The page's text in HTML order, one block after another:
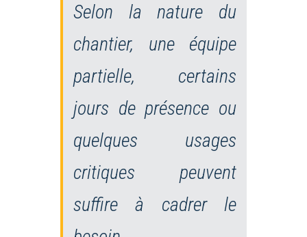
Selon la nature du
chantier, une équipe
partielle, certains
jours de présence ou
quelques usages
critiques peuvent
suffire à cadrer le